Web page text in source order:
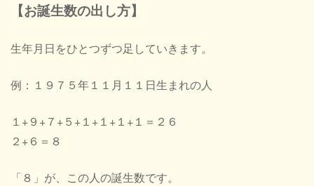
【お誕生数の出し方】
生年月日をひとつずつ足していきます。
例：１９７５年１１月１１日生まれの人
１+９+７+５+１+１+１+１＝２６
２+６＝８
「８」が、この人の誕生数です。